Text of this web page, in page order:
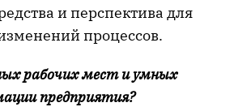
и перспектива для
процессов.
рабочих мест и умных
предприятия?